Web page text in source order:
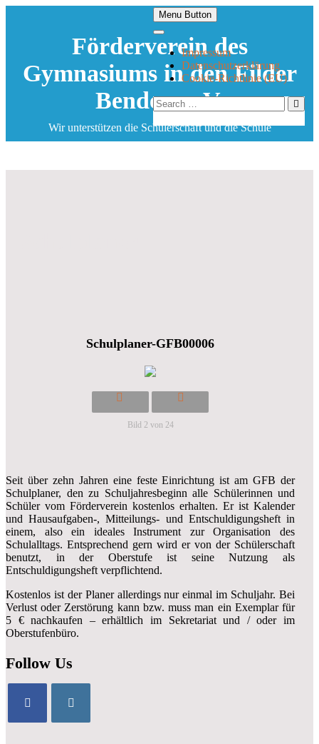
Förderverein des
Gymnasiums in den Filder
Benden e. V.
Wir unterstützen die Schülerschaft und die Schule
Menu Button
Impressum
Datenschutzerklärung
Cookie-Richtlinie (EU)
Search
…
Schulplaner-GFB00006
Bild 2 von 24
Seit über zehn Jahren eine feste Einrichtung ist am GFB der
Schulplaner, den zu Schuljahresbeginn alle Schülerinnen und
Schüler vom Förderverein kostenlos erhalten. Er ist Kalender
und Hausaufgaben-, Mitteilungs- und Entschuldigungsheft in
einem, also ein ideales Instrument zur Organisation des
Schulalltags. Entsprechend gern wird er von der Schülerschaft
benutzt, in der Oberstufe ist seine Nutzung als
Entschuldigungsheft verpflichtend.
Kostenlos ist der Planer allerdings nur einmal im Schuljahr. Bei
Verlust oder Zerstörung kann bzw. muss man ein Exemplar für
5 € nachkaufen – erhältlich im Sekretariat und / oder im
Oberstufenbüro.
Follow Us